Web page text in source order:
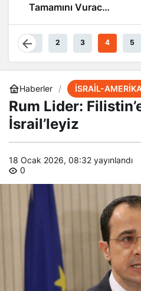
Tamamını Vuracak
1 2 3 4 5
Haberler İSRAİL-
Rum Lider:
İsrail’leyiz
18 Ocak 2026, 08:32 yayınlandı
0